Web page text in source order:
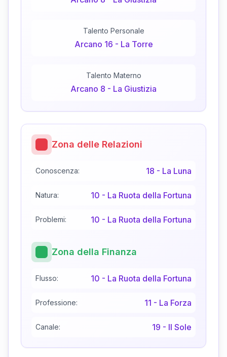
Talento Personale
Arcano 16 - La Torre
Talento Materno
Arcano 8 - La Giustizia
Zona delle Relazioni
Conoscenza: 18 - La Luna
Natura: 10 - La Ruota della Fortuna
Problemi: 10 - La Ruota della Fortuna
Zona della Finanza
Flusso: 10 - La Ruota della Fortuna
Professione: 11 - La Forza
Canale: 19 - Il Sole